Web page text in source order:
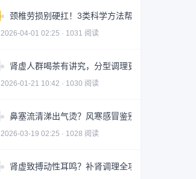
颈椎劳损别硬扛！3类科学方法帮你轻松缓解｜实
2026-04-01 02:25 · 1031 阅读
肾虚人群喝茶有讲究，分型调理更有效
2026-01-21 10:42 · 1030 阅读
鼻塞流清涕出气烫？风寒感冒鉴别指南全攻略
2026-03-19 02:25 · 1028 阅读
肾虚致搏动性耳鸣？补肾调理全攻略｜实用指南